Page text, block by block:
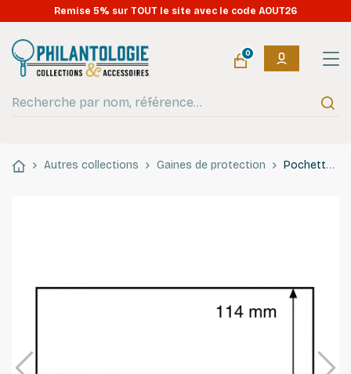
Remise 5% sur TOUT le site avec le code AOUT26
OUVERT tout l'été : expéditions en continu pendant les vacances
!
0
Autres collections Gaines de protection Pochettes de protection pour enveloppes jusqu'au 220 x 114 mm.